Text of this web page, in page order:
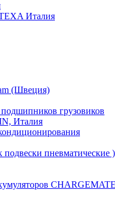
Италия
(Швеция)
грузовиков
Италия
подвески пневматические )